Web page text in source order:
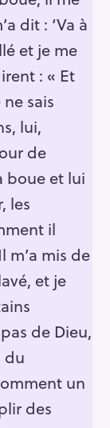
dit : ‘Va à
et je me
: « Et
sais
lui,
de
boue et lui
les
il
mis de
et je
de Dieu,
du
un
des